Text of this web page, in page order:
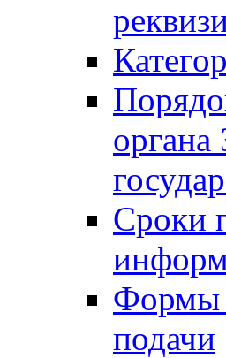
органа
Сроки
Формы
подачи